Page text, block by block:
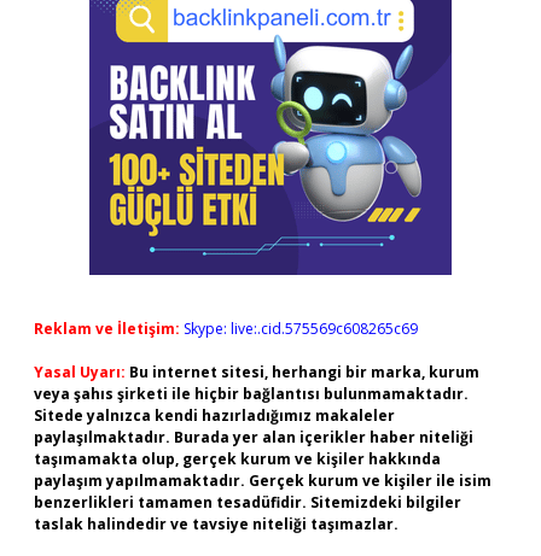
Reklam ve İletişim: Skype: live:.cid.575569c608265c69
Yasal Uyarı: Bu internet sitesi, herhangi bir marka, kurum
veya şahıs şirketi ile hiçbir bağlantısı bulunmamaktadır.
Sitede yalnızca kendi hazırladığımız makaleler
paylaşılmaktadır. Burada yer alan içerikler haber niteliği
taşımamakta olup, gerçek kurum ve kişiler hakkında
paylaşım yapılmamaktadır. Gerçek kurum ve kişiler ile isim
benzerlikleri tamamen tesadüfidir. Sitemizdeki bilgiler
taslak halindedir ve tavsiye niteliği taşımazlar.